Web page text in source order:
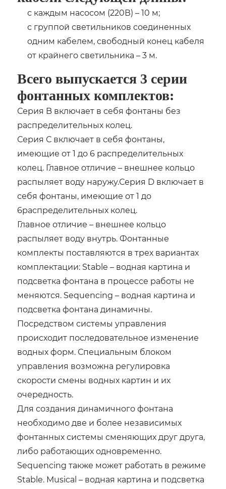
с каждым насосом (220В) – 10 м;
с группой светильников соединенных
одним кабелем, свободный конец кабеля
от крайнего светильника – 3 м.
Всего выпускается 3 серии
фонтанных комплектов:
Серия B включает в себя фонтаны без
распределительных колец.
Серия С включает в себя фонтаны,
имеющие от 1 до 6 распределительных
колец. Главное отличие – внешнее кольцо
распыляет воду наружу.Серия D включает в
себя фонтаны, имеющие от 1 до
6распределительных колец.
Главное отличие – внешнее кольцо
распыляет воду внутрь. Фонтанные
комплекты поставляются в трех вариантах
комплектации: Stable – водная картина и
подсветка фонтана в процессе работы не
меняются. Sequencing – водная картина и
подсветка фонтана динамичны.
Посредством системы управления
происходит последовательное изменение
водных форм. Специальным блоком
управления возможна регулировка
скорости смены водных картин и их
очередность.
Для создания динамичного фонтана
необходимо две и более независимых
фонтанных системы сменяющих друг друга,
либо работающих одновременно.
Sequencing также может работать в режиме
Stable. Musical – водная картина и подсветка